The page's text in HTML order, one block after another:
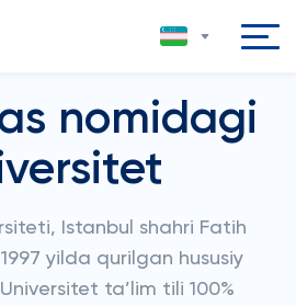
nomidagi
Istanbul shahri Fatih
yilda qurilgan hususiy
ta’lim tili 100%